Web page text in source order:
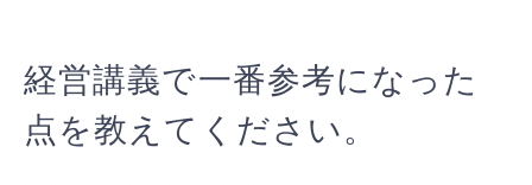
経営講義で一番参考になった
点を教えてください。